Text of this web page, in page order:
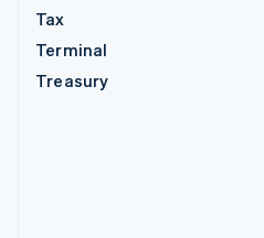
Tax
Terminal
Treasury